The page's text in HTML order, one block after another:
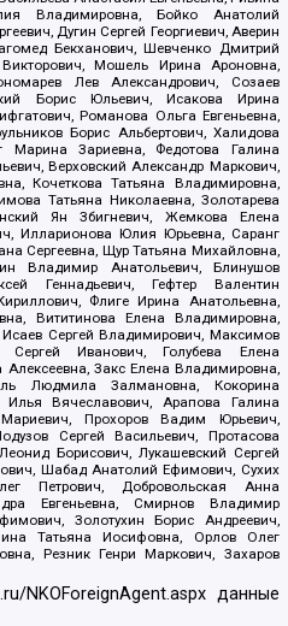
Владимировна, Бойко Анатолий
Дугин Сергей Георгиевич, Аверин
Бекханович, Шевченко Дмитрий
Мошель Ирина Ароновна,
Лев Александрович, Созаев
Борис Юльевич, Исакова Ирина
Романова Ольга Евгеньевна,
Борис Альбертович, Халидова
Зариевна, Федотова Галина
Верховский Александр Маркович,
Кочеткова Татьяна Владимировна,
Татьяна Николаевна, Золотарева
Ян Збигневич, Жемкова Елена
Илларионова Юлия Юрьевна, Саранг
Сергеевна, Щур Татьяна Михайловна,
Владимир Анатольевич, Блинушов
Геннадьевич, Гефтер Валентин
Флиге Ирина Анатольевна,
Вититинова Елена Владимировна,
Сергей Владимирович, Максимов
Иванович, Голубева Елена
Закс Елена Владимировна,
Людмила Залмановна, Кокорина
Вячеславович, Арапова Галина
Прохоров Вадим Юрьевич,
Сергей Васильевич, Протасова
Борисович, Лукашевский Сергей
Шабад Анатолий Ефимович, Сухих
Петрович, Добровольская Анна
Евгеньевна, Смирнов Владимир
Золотухин Борис Андреевич,
Татьяна Иосифовна, Орлов Олег
Резник Генри Маркович, Захаров
NKOForeignAgent.aspxданные